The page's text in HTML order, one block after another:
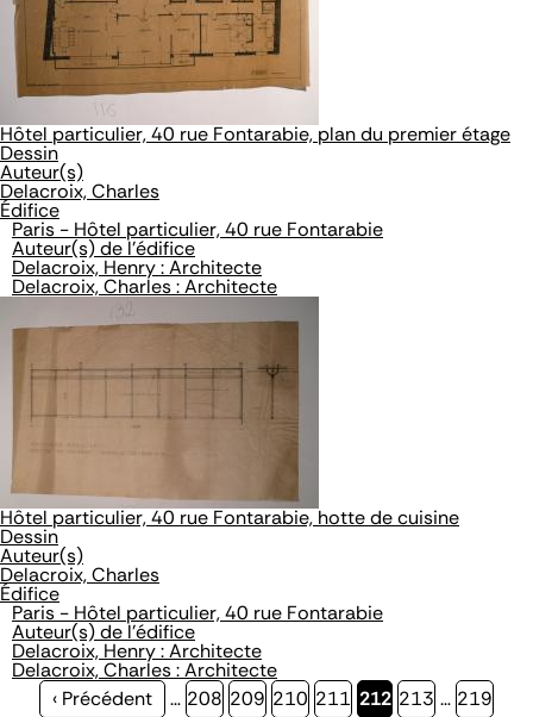
Hôtel particulier, 40 rue Fontarabie, plan du premier étage
Dessin
Auteur(s)
Delacroix, Charles
Édifice
Paris - Hôtel particulier, 40 rue Fontarabie
Auteur(s) de l'édifice
Delacroix, Henry : Architecte
Delacroix, Charles : Architecte
Hôtel particulier, 40 rue Fontarabie, hotte de cuisine
Dessin
Auteur(s)
Delacroix, Charles
Édifice
Paris - Hôtel particulier, 40 rue Fontarabie
Auteur(s) de l'édifice
Delacroix, Henry : Architecte
Delacroix, Charles : Architecte
Page
‹ Précédent … Page
208 Page
209 Page
210 Page
211 Page
212 Page
213 … Page
219